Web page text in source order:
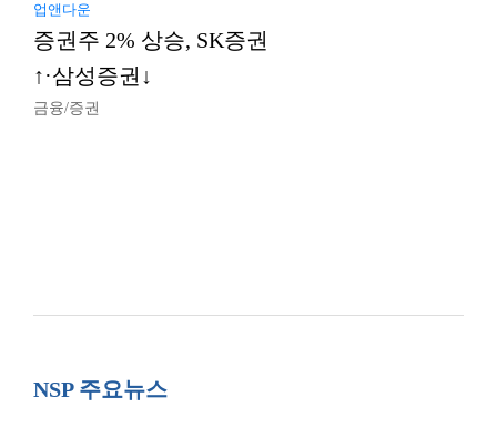
업앤다운
증권주 2% 상승, SK증권
↑·삼성증권↓
금융/증권
NSP 주요뉴스